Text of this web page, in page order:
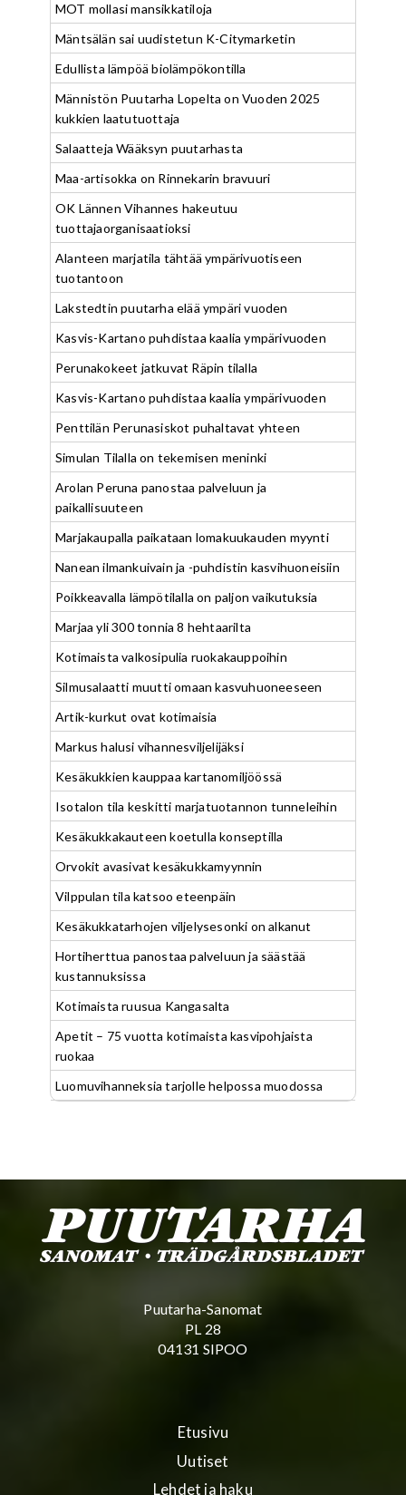
MOT mollasi mansikkatiloja
Mäntsälän sai uudistetun K-Citymarketin
Edullista lämpöä biolämpökontilla
Männistön Puutarha Lopelta on Vuoden 2025
kukkien laatutuottaja
Salaatteja Wääksyn puutarhasta
Maa-artisokka on Rinnekarin bravuuri
OK Lännen Vihannes hakeutuu
tuottajaorganisaatioksi
Alanteen marjatila tähtää ympärivuotiseen
tuotantoon
Lakstedtin puutarha elää ympäri vuoden
Kasvis-Kartano puhdistaa kaalia ympärivuoden
Perunakokeet jatkuvat Räpin tilalla
Kasvis-Kartano puhdistaa kaalia ympärivuoden
Penttilän Perunasiskot puhaltavat yhteen
Simulan Tilalla on tekemisen meninki
Arolan Peruna panostaa palveluun ja
paikallisuuteen
Marjakaupalla paikataan lomakuukauden myynti
Nanean ilmankuivain ja -puhdistin kasvihuoneisiin
Poikkeavalla lämpötilalla on paljon vaikutuksia
Marjaa yli 300 tonnia 8 hehtaarilta
Kotimaista valkosipulia ruokakauppoihin
Silmusalaatti muutti omaan kasvuhuoneeseen
Artik-kurkut ovat kotimaisia
Markus halusi vihannesviljelijäksi
Kesäkukkien kauppaa kartanomiljöössä
Isotalon tila keskitti marjatuotannon tunneleihin
Kesäkukkakauteen koetulla konseptilla
Orvokit avasivat kesäkukkamyynnin
Vilppulan tila katsoo eteenpäin
Kesäkukkatarhojen viljelysesonki on alkanut
Hortiherttua panostaa palveluun ja säästää
kustannuksissa
Kotimaista ruusua Kangasalta
Apetit – 75 vuotta kotimaista kasvipohjaista
ruokaa
Luomuvihanneksia tarjolle helpossa muodossa
Puutarha-Sanomat
PL 28
04131 SIPOO
Etusivu
Uutiset
Lehdet ja haku